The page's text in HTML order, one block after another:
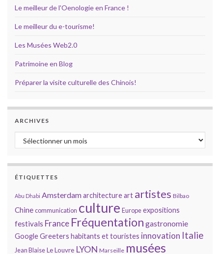
Le meilleur de l'Oenologie en France !
Le meilleur du e-tourisme!
Les Musées Web2.0
Patrimoine en Blog
Préparer la visite culturelle des Chinois!
ARCHIVES
Archives
ÉTIQUETTES
Abu Dhabi Amsterdamarchitectureart artistes Bilbao
Chinecommunication culture Europeexpositions
festivals France Fréquentation gastronomie
GoogleGreeters habitants et touristes innovation Italie
Jean BlaiseLe Louvre LYON Marseille musées